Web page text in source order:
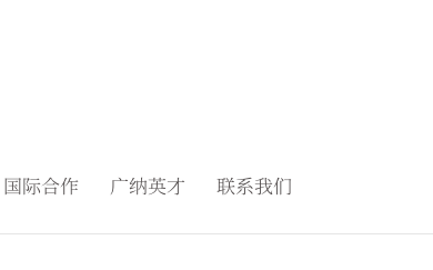
国际合作 广纳英才 联系我们